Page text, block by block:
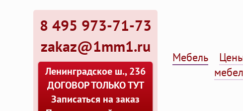
8 495 973-71-73
zakaz@1mm1.ru
Ленинградское ш., 236
ДОГОВОР ТОЛЬКО ТУТ
Записаться на заказ
Мебель